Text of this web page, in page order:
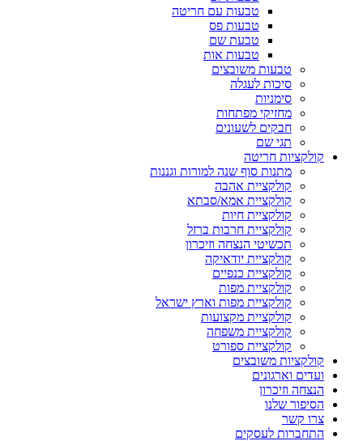
טבעות עם חריטה
טבעות פס
טבעת שם
טבעות אות
טבעות משובצים
סיכות לעגלה
סימניות
מחזיקי מפתחות
חבקים לשעונים
תגי שם
קולקציות חריטה
מתנות סוף שנה למורות וגננות
קולקציית אהבה
קולקציית אמא/סבתא
קולקציית חיות
קולקציית חרבות ברזל
תכשיטי הנצחה וזיכרון
קולקציית יודאיקה
קולקציית כנפיים
קולקציית מפות
קולקציית מפות וארץ ישראל
קולקציית מקצועות
קולקציית משפחה
קולקציית ספורט
קולקציות משובצים
ועדים וארגונים
הנצחה וזיכרון
הסיפור שלנו
צרו קשר
התחברות לעסקים